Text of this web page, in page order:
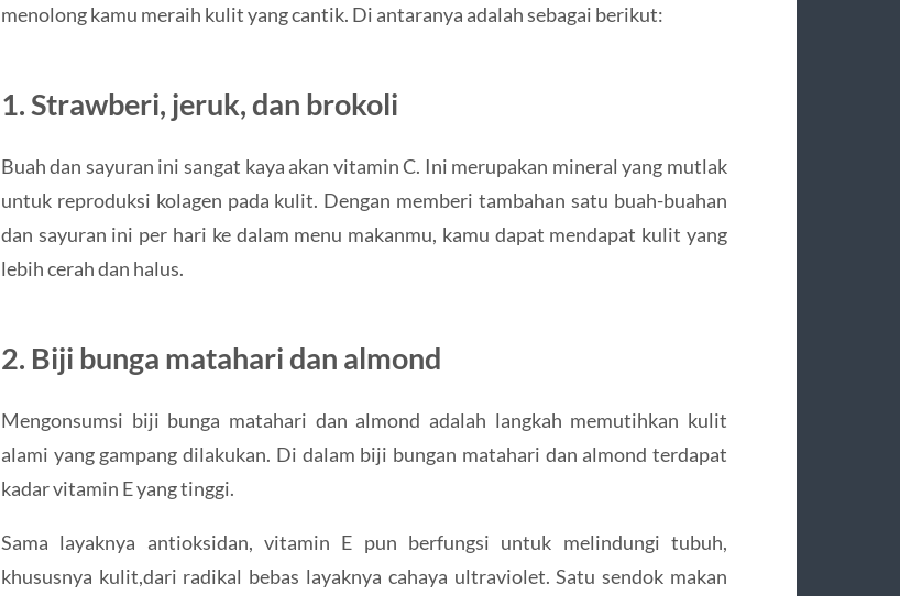
menolong kamu meraih kulit yang cantik. Di antaranya adalah sebagai berikut:
1. Strawberi, jeruk, dan brokoli
Buah dan sayuran ini sangat kaya akan vitamin C. Ini merupakan mineral yang mutlak
untuk reproduksi kolagen pada kulit. Dengan memberi tambahan satu buah-buahan
dan sayuran ini per hari ke dalam menu makanmu, kamu dapat mendapat kulit yang
lebih cerah dan halus.
2. Biji bunga matahari dan almond
Mengonsumsi biji bunga matahari dan almond adalah langkah memutihkan kulit
alami yang gampang dilakukan. Di dalam biji bungan matahari dan almond terdapat
kadar vitamin E yang tinggi.
Sama layaknya antioksidan, vitamin E pun berfungsi untuk melindungi tubuh,
khususnya kulit,dari radikal bebas layaknya cahaya ultraviolet. Satu sendok makan